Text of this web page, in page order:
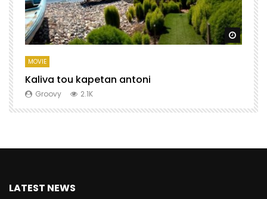
Watch Later Watch
MOVIE
Kaliva tou kapetan antoni
Groovy 2.1K
LATEST NEWS